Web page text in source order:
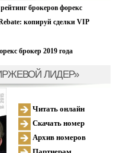
брокеров форекс
копируй сделки VIP
брокер 2019 года
ЛИДЕР»
Читать онлайн
Скачать номер
Архив номеров